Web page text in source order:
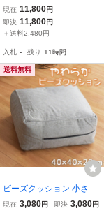
ビーズ クッションソファ
ソファー お昼寝 リラック
スチェア チェアー 枕 ブ
BK
現在 11,800円
即決 11,800円
＋送料2,480円
入札 - 残り 11時間
送料無料
ビーズクッション 小さめ
スツール 四角 補充できる
現在 3,080円 即決 3,080円